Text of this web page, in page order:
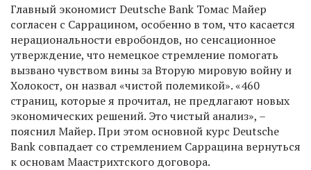
Главный экономист Deutsche Bank Томас Майер
согласен с Саррацином, особенно в том, что касается
нерациональности евробондов, но сенсационное
утверждение, что немецкое стремление помогать
вызвано чувством вины за Вторую мировую войну и
Холокост, он назвал «чистой полемикой». «460
страниц, которые я прочитал, не предлагают новых
экономических решений. Это чистый анализ», –
пояснил Майер. При этом основной курс Deutsche
Bank совпадает со стремлением Саррацина вернуться
к основам Маастрихтского договора.